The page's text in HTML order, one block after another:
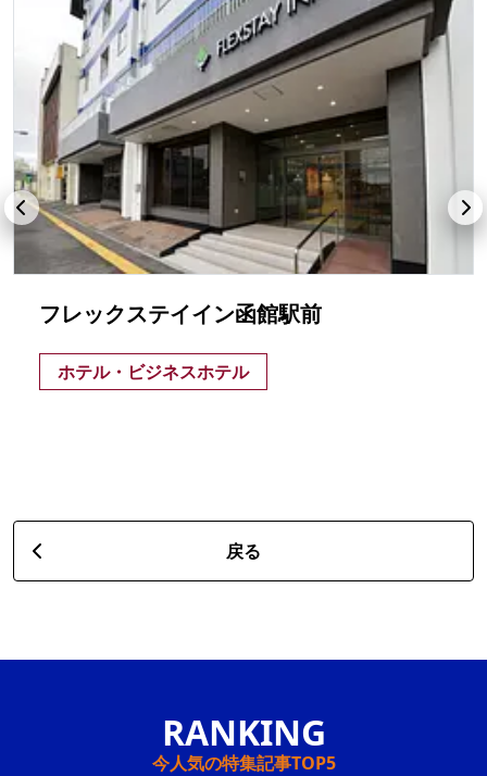
フレックステイイン函館駅前
ホテル・ビジネスホテル
戻る
今人気の特集記事TOP5